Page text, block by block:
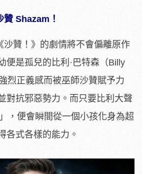
Shazam！
沙贊！》的劇情將不會偏離原作
便是孤兒的比利·巴特森（Billy
烈正義感而被巫師沙贊賦予力
對抗邪惡勢力。而只要比利大聲
，便會瞬間從一個小孩化身為超
各式各樣的能力。